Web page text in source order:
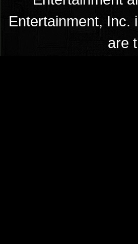
Entertainment, Inc.
are